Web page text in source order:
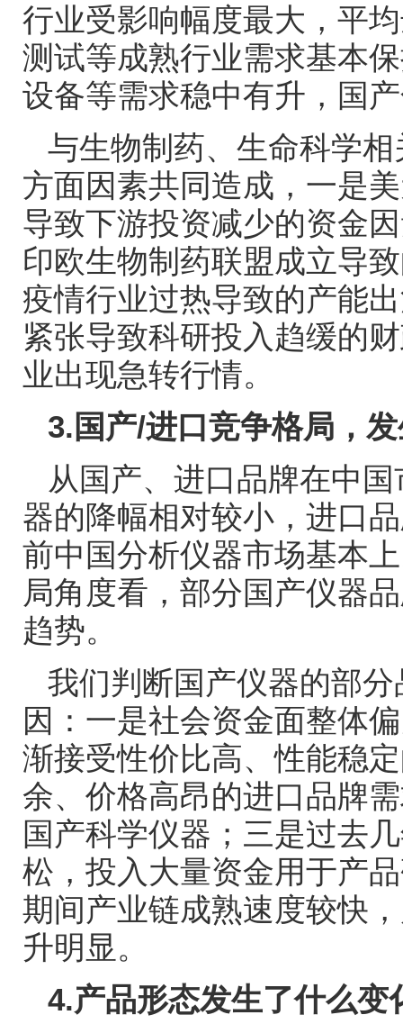
行业受影响幅度最大，平
测试等成熟行业需求基本
设备等需求稳中有升，国
与生物制药、生命科学
方面因素共同造成，一是
导致下游投资减少的资金
印欧生物制药联盟成立导
疫情行业过热导致的产能
紧张导致科研投入趋缓的
业出现急转行情。
3. 国产/进口竞争格局，
从国产、进口品牌在中
器的降幅相对较小，进口
前中国分析仪器市场基本
局角度看，部分国产仪器
趋势。
我们判断国产仪器的部
因：一是社会资金面整体
渐接受性价比高、性能稳
余、价格高昂的进口品牌
国产科学仪器；三是过去
松，投入大量资金用于产
期间产业链成熟速度较快
升明显。
4.产品形态发生了什么变